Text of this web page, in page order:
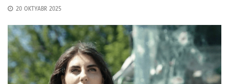
20 OKTYABR 2025